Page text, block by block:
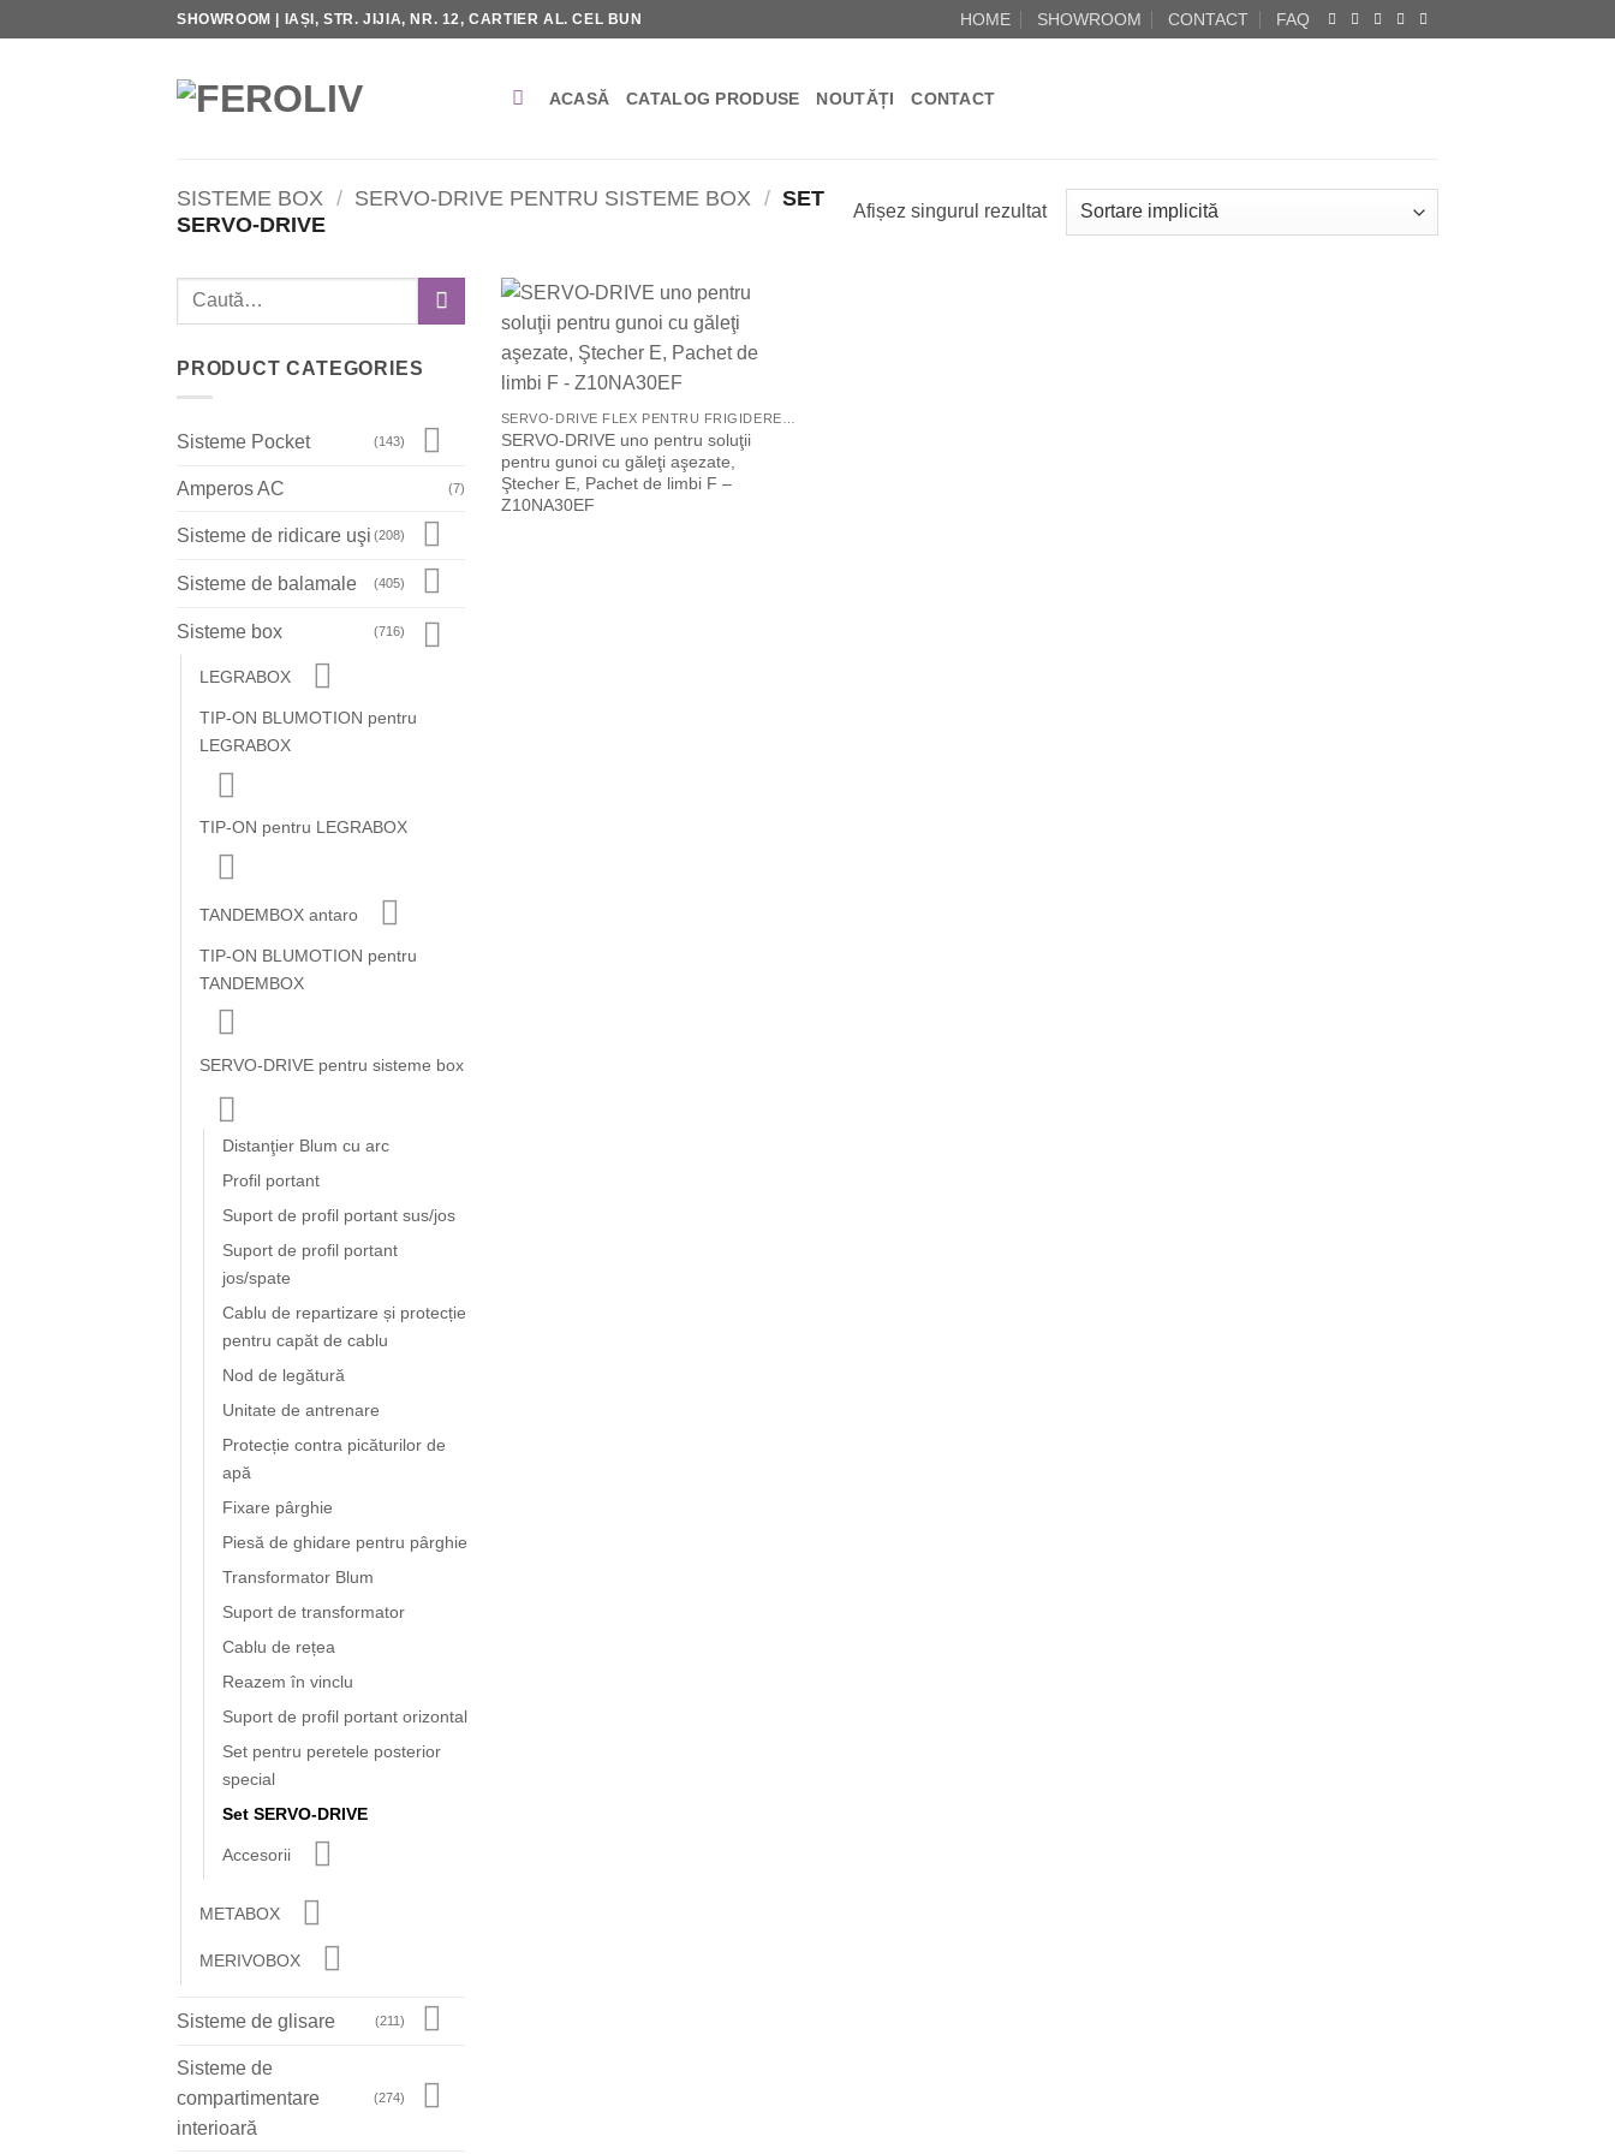
to
SHOWROOM | IAȘI, STR. JIJIA, NR. 12, CARTIER AL. CEL BUN HOME SHOWROOM CONTACT FAQ
ACASĂ CATALOG PRODUSE NOUTĂȚI CONTACT
SISTEME BOX / SERVO-DRIVE PENTRU SISTEME BOX / SET
SERVO-DRIVE
Afișez singurul rezultat
Caută
PRODUCT CATEGORIES
Sisteme Pocket (143)
Amperos AC (7)
Sisteme de ridicare uşi (208)
Sisteme de balamale (405)
Sisteme box (716)
LEGRABOX
TIP-ON BLUMOTION pentru
LEGRABOX
TIP-ON pentru LEGRABOX
TANDEMBOX antaro
TIP-ON BLUMOTION pentru
TANDEMBOX
SERVO-DRIVE pentru sisteme box
Distanţier Blum cu arc
Profil portant
Suport de profil portant sus/jos
Suport de profil portant
jos/spate
Cablu de repartizare și protecție
pentru capăt de cablu
Nod de legătură
Unitate de antrenare
Protecție contra picăturilor de
apă
Fixare pârghie
Piesă de ghidare pentru pârghie
Transformator Blum
Suport de transformator
Cablu de rețea
Reazem în vinclu
Suport de profil portant orizontal
Set pentru peretele posterior
special
Set SERVO-DRIVE
Accesorii
METABOX
MERIVOBOX
Sisteme de glisare (211)
Sisteme de
compartimentare
interioară
(274)
Add to
Wishlist
SERVO-DRIVE uno pentru soluţii
pentru gunoi cu găleţi aşezate,
Ştecher E, Pachet de limbi F –
Z10NA30EF